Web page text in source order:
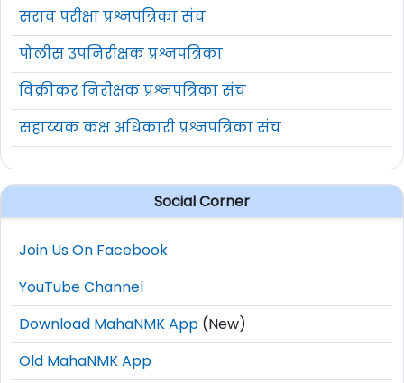
सराव परीक्षा प्रश्नपत्रिका संच
पोलीस उपनिरीक्षक प्रश्नपत्रिका
विक्रीकर निरीक्षक प्रश्नपत्रिका संच
सहाय्यक कक्ष अधिकारी प्रश्नपत्रिका संच
Social Corner
Join Us On Facebook
YouTube Channel
Download MahaNMK App (New)
Old MahaNMK App